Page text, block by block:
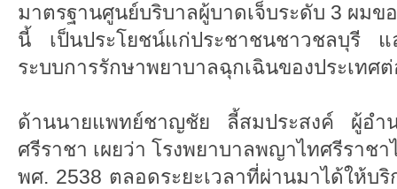
มาตรฐานศูนย์บริบาลผู้บาดเจ็บระดับ 3 ผม
นี้ เป็นประโยชน์แก่ประชาชนชาวชลบุรี แ
ระบบการรักษาพยาบาลฉุกเฉินของประเทศต่
ด้านนายแพทย์ชาญชัย ลี้สมประสงค์ ผู้อำน
ศรีราชา เผยว่า โรงพยาบาลพญาไทศรีราช
พศ. 2538 ตลอดระยะเวลาที่ผ่านมาได้ให้บ